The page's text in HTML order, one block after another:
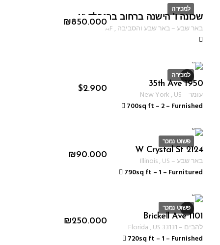
למכירה
ID
₪850.000
שכונה ו' הישנה ברחוב ברנפלד 15
באר שבע–באר שבע והסביבה ,
AF
למכירה
ID 2223
$2.900
1950 35th Ave
עומר–
New York, US
700sq ft – 2– Furnished
פשוט נמכר
ID 1235
₪90.000
2124 W Crystal St
באר שבע–
Illinois, US
790sq ft – 1 – Furnitured
פשוט נמכר
ID 1255
₪250.000
1101 Brickell Ave
להבים –
Florida, US 33131
720sq ft – 1 – Furnished